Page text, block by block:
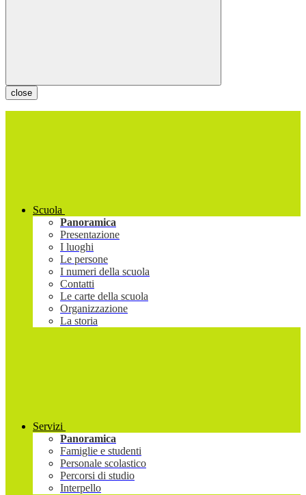
close
Scuola
Panoramica
Presentazione
I luoghi
Le persone
I numeri della scuola
Contatti
Le carte della scuola
Organizzazione
La storia
Servizi
Panoramica
Famiglie e studenti
Personale scolastico
Percorsi di studio
Interpello